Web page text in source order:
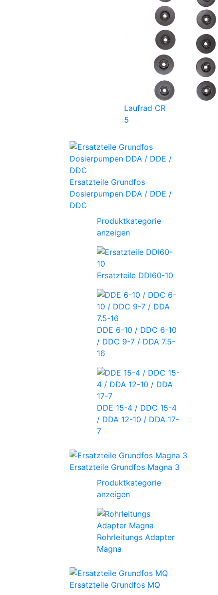
Laufrad CR
5
Ersatzteile Grundfos
Dosierpumpen DDA / DDE /
DDC
Produktkategorie
anzeigen
Ersatzteile DDI60-10
DDE 6-10 / DDC 6-10
/ DDC 9-7 / DDA 7.5-
16
DDE 15-4 / DDC 15-4
/ DDA 12-10 / DDA 17-
7
Ersatzteile Grundfos Magna 3
Produktkategorie
anzeigen
Rohrleitungs Adapter
Magna
Ersatzteile Grundfos MQ